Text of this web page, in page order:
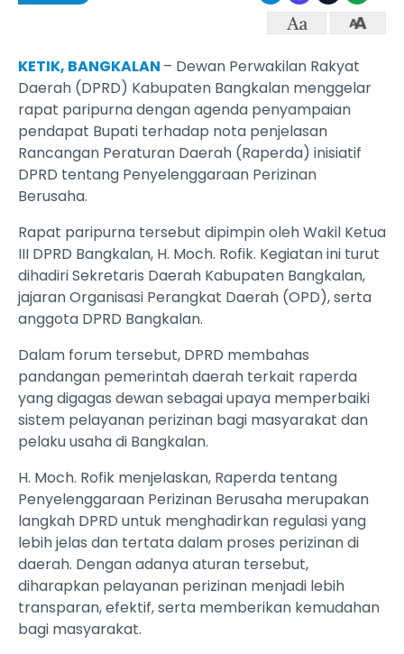
KETIK, BANGKALAN – Dewan Perwakilan Rakyat
Daerah (DPRD) Kabupaten Bangkalan menggelar
rapat paripurna dengan agenda penyampaian
pendapat Bupati terhadap nota penjelasan
Rancangan Peraturan Daerah (Raperda) inisiatif
DPRD tentang Penyelenggaraan Perizinan
Berusaha.
Rapat paripurna tersebut dipimpin oleh Wakil Ketua
III DPRD Bangkalan, H. Moch. Rofik. Kegiatan ini turut
dihadiri Sekretaris Daerah Kabupaten Bangkalan,
jajaran Organisasi Perangkat Daerah (OPD), serta
anggota DPRD Bangkalan.
Dalam forum tersebut, DPRD membahas
pandangan pemerintah daerah terkait raperda
yang digagas dewan sebagai upaya memperbaiki
sistem pelayanan perizinan bagi masyarakat dan
pelaku usaha di Bangkalan.
H. Moch. Rofik menjelaskan, Raperda tentang
Penyelenggaraan Perizinan Berusaha merupakan
langkah DPRD untuk menghadirkan regulasi yang
lebih jelas dan tertata dalam proses perizinan di
daerah. Dengan adanya aturan tersebut,
diharapkan pelayanan perizinan menjadi lebih
transparan, efektif, serta memberikan kemudahan
bagi masyarakat.